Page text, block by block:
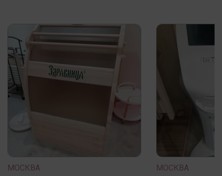
МОСКВА МОСКВА